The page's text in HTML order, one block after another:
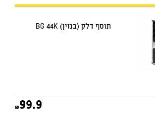
תוסף דלק (בנזין) BG 44K
99.9